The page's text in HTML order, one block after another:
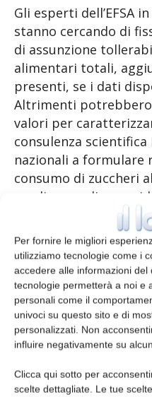
Per fornire le migliori
utilizziamo tecnologie come i
accedere alle informazioni
tecnologie permetterà a noi e
personali come il
univoci su questo sito e di
personalizzati. Non
influire negativamente su
Clicca qui sotto per
scelte dettagliate. Le tue
Gli esperti dell’EFSA
stanno cercando di
di assunzione
alimentari totali,
presenti, se i dati
Altrimenti
valori per
consulenza
nazionali a formulare
consumo di zuccheri
predisporre linee
TAGS riduzione dello
Articolo precedente